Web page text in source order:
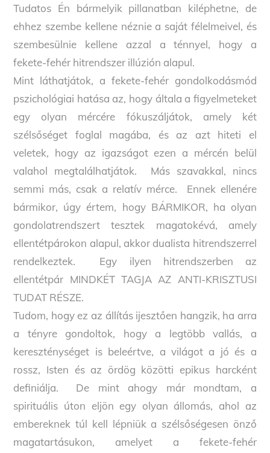
Tudatos Én bármelyik pillanatban kiléphetne, de
ehhez szembe kellene néznie a saját félelmeivel, és
szembesülnie kellene azzal a ténnyel, hogy a
fekete-fehér hitrendszer illúzión alapul.
Mint láthatjátok, a fekete-fehér gondolkodásmód
pszichológiai hatása az, hogy általa a figyelmeteket
egy olyan mércére fókuszáljátok, amely két
szélsőséget foglal magába, és az azt hiteti el
veletek, hogy az igazságot ezen a mércén belül
valahol megtalálhatjátok. Más szavakkal, nincs
semmi más, csak a relatív mérce. Ennek ellenére
bármikor, úgy értem, hogy BÁRMIKOR, ha olyan
gondolatrendszert tesztek magatokévá, amely
ellentétpárokon alapul, akkor dualista hitrendszerrel
rendelkeztek. Egy ilyen hitrendszerben az
ellentétpár MINDKÉT TAGJA AZ ANTI-KRISZTUSI
TUDAT RÉSZE.
Tudom, hogy ez az állítás ijesztően hangzik, ha arra
a tényre gondoltok, hogy a legtöbb vallás, a
kereszténységet is beleértve, a világot a jó és a
rossz, Isten és az ördög közötti epikus harcként
definiálja. De mint ahogy már mondtam, a
spirituális úton eljön egy olyan állomás, ahol az
embereknek túl kell lépniük a szélsőségesen önző
magatartásukon, amelyet a fekete-fehér